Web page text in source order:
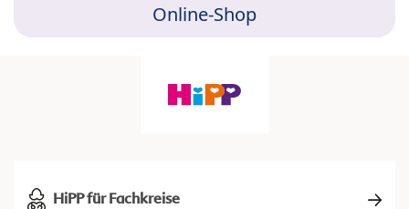
Online-Shop
HiPP für Fachkreise